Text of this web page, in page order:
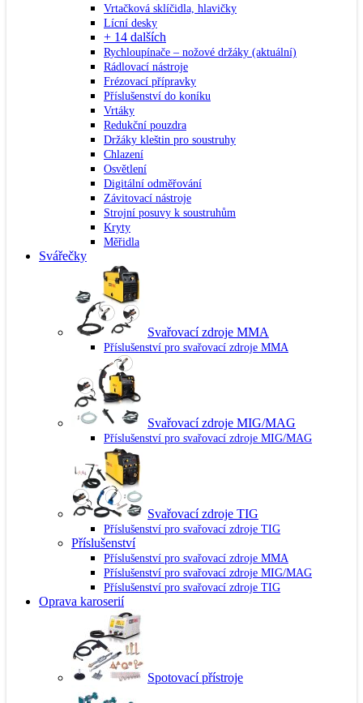
Vrtačková sklíčidla, hlavičky
Lícní desky
+ 14 dalších
Rychloupínače – nožové držáky (aktuální)
Rádlovací nástroje
Frézovací přípravky
Příslušenství do koníku
Vrtáky
Redukční pouzdra
Držáky kleštin pro soustruhy
Chlazení
Osvětlení
Digitální odměřování
Závitovací nástroje
Strojní posuvy k soustruhům
Kryty
Měřidla
Svářečky
Svařovací zdroje MMA
Příslušenství pro svařovací zdroje MMA
Svařovací zdroje MIG/MAG
Příslušenství pro svařovací zdroje MIG/MAG
Svařovací zdroje TIG
Příslušenství pro svařovací zdroje TIG
Příslušenství
Příslušenství pro svařovací zdroje MMA
Příslušenství pro svařovací zdroje MIG/MAG
Příslušenství pro svařovací zdroje TIG
Oprava karoserií
Spotovací přístroje